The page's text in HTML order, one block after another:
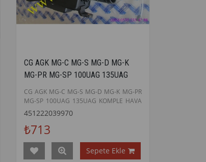
CG AGK MG-C MG-S MG-D MG-K
MG-PR MG-SP 100UAG 135UAG
CG AGK MG-C MG-S MG-D MG-K MG-PR
MG-SP 100UAG 135UAG KOMPLE HAVA
FILTRE ORJINAL
451222039970
₺713
Sepete Ekle